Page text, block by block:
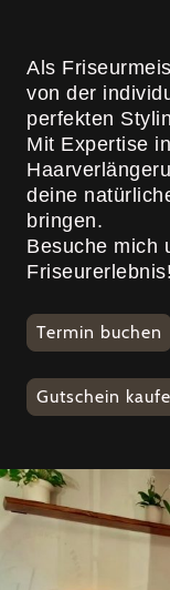
Als
von der
perfekten
Mit Expertise
deine
bringen.
Besuche mich
Friseurerlebnis!
Termin buchen
Gutschein